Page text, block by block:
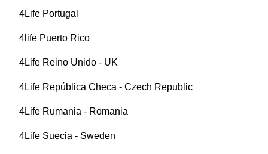
4Life Portugal
4life Puerto Rico
4Life Reino Unido - UK
4Life República Checa - Czech Republic
4Life Rumania - Romania
4Life Suecia - Sweden